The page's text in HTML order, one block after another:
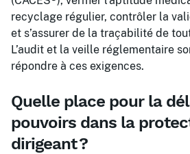
recyclage régulier, contrôler la
et s’assurer de la traçabilité de
L’audit et la veille réglementaire
répondre à ces exigences.
Quelle place pour la
pouvoirs dans la
dirigeant ?